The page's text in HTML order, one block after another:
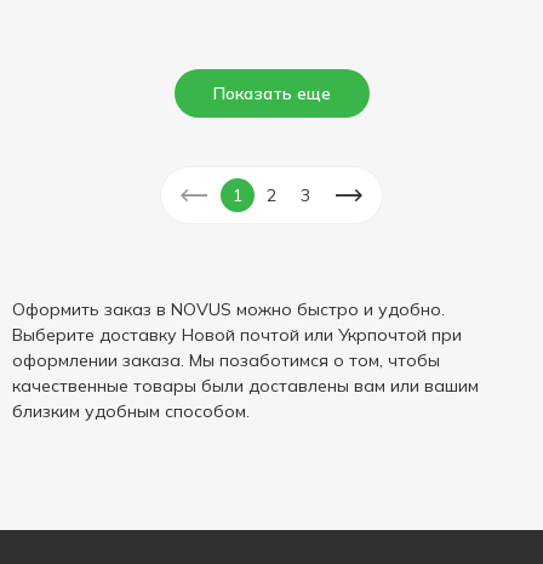
Показать еще
1 2 3
Оформить заказ в NOVUS можно быстро и удобно.
Выберите доставку Новой почтой или Укрпочтой при
оформлении заказа. Мы позаботимся о том, чтобы
качественные товары были доставлены вам или вашим
близким удобным способом.